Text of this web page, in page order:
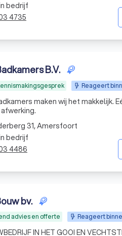
bedrijf
4735
B.V.
Reageert
maken wij het makkelijk.
31, Amersfoort
bedrijf
4486
bv.
advies en offerte Reageert
IN HET GOOI EN